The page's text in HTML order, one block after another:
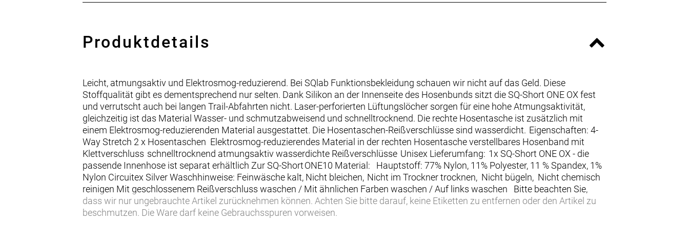
Produktdetails
Leicht, atmungsaktiv und Elektrosmog-reduzierend. Bei SQlab Funktionsbekleidung schauen wir nicht auf das Geld. Diese
Stoffqualität gibt es dementsprechend nur selten. Dank Silikon an der Innenseite des Hosenbunds sitzt die SQ-Short ONE OX fest
und verrutscht auch bei langen Trail-Abfahrten nicht. Laser-perforierten Lüftungslöcher sorgen für eine hohe Atmungsaktivität,
gleichzeitig ist das Material Wasser- und schmutzabweisend und schnelltrocknend. Die rechte Hosentasche ist zusätzlich mit
einem Elektrosmog-reduzierenden Material ausgestattet. Die Hosentaschen-Reißverschlüsse sind wasserdicht. Eigenschaften: 4-
Way Stretch 2 x Hosentaschen Elektrosmog-reduzierendes Material in der rechten Hosentasche verstellbares Hosenband mit
Klettverschluss schnelltrocknend atmungsaktiv wasserdichte Reißverschlüsse Unisex Lieferumfang: 1x SQ-Short ONE OX - die
passende Innenhose ist separat erhältlich Zur SQ-Short ONE10 Material: Hauptstoff: 77% Nylon, 11% Polyester, 11 % Spandex, 1%
Nylon Circuitex Silver Waschhinweise: Feinwäsche kalt, Nicht bleichen, Nicht im Trockner trocknen, Nicht bügeln, Nicht chemisch
reinigen Mit geschlossenem Reißverschluss waschen / Mit ähnlichen Farben waschen / Auf links waschen Bitte beachten Sie,
dass wir nur ungebrauchte Artikel zurücknehmen können. Achten Sie bitte darauf, keine Etiketten zu entfernen oder den Artikel zu
beschmutzen. Die Ware darf keine Gebrauchsspuren vorweisen.